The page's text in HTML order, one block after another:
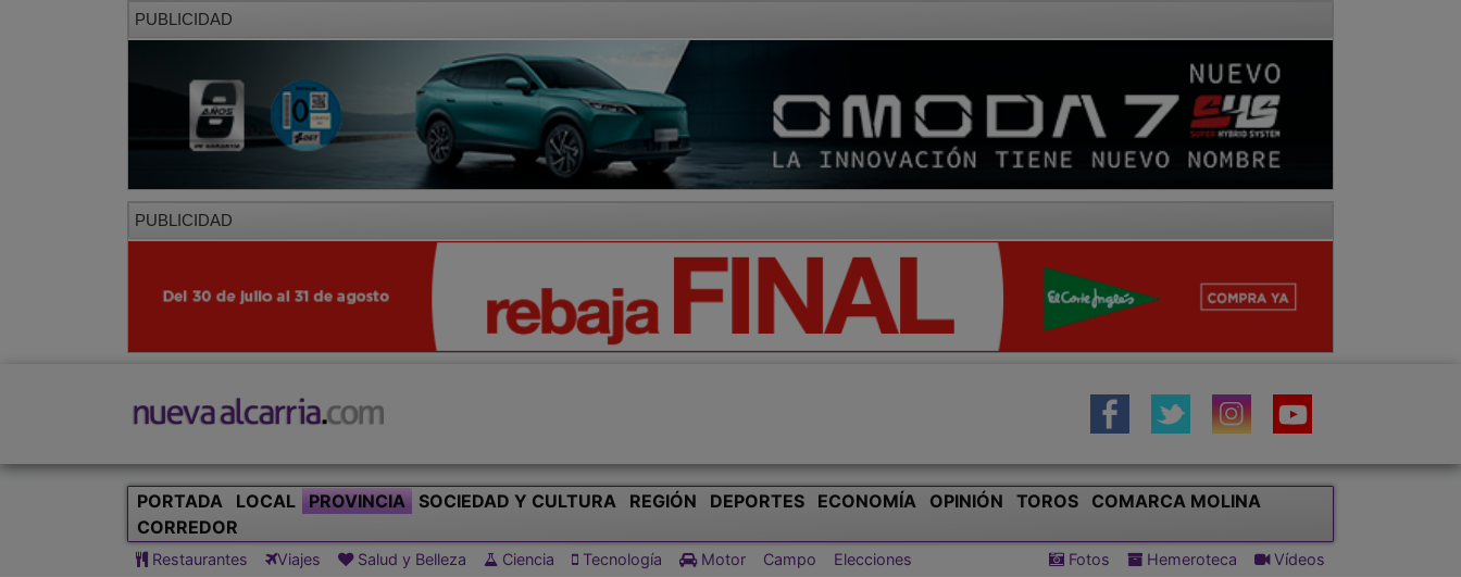
PUBLICIDAD
PUBLICIDAD
PORTADA LOCAL PROVINCIA SOCIEDAD Y CULTURA REGIÓN DEPORTES ECONOMÍA OPINIÓN TOROS
COMARCA MOLINA
CORREDOR
Restaurantes Viajes Salud y Belleza Ciencia Tecnología Motor Campo Elecciones Fotos Hemeroteca Vídeos